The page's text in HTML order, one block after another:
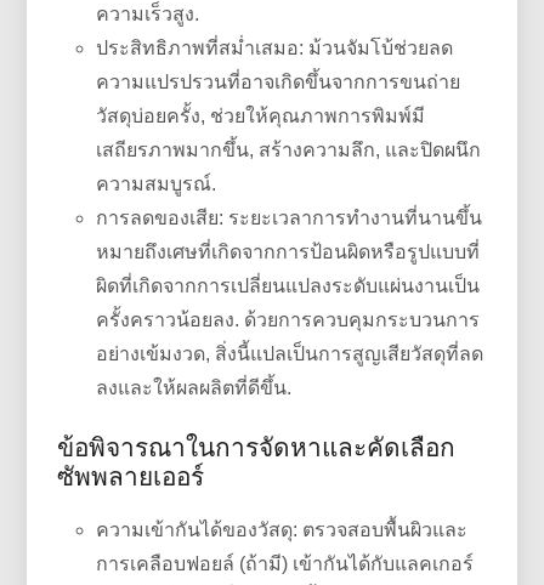
ความเร็วสูง.
ประสิทธิภาพที่สม่ำเสมอ: ม้วนจัมโบ้ช่วยลด
ความแปรปรวนที่อาจเกิดขึ้นจากการขนถ่าย
วัสดุบ่อยครั้ง, ช่วยให้คุณภาพการพิมพ์มี
เสถียรภาพมากขึ้น, สร้างความลึก, และปิดผนึก
ความสมบูรณ์.
การลดของเสีย: ระยะเวลาการทำงานที่นานขึ้น
หมายถึงเศษที่เกิดจากการป้อนผิดหรือรูปแบบที่
ผิดที่เกิดจากการเปลี่ยนแปลงระดับแผ่นงานเป็น
ครั้งคราวน้อยลง. ด้วยการควบคุมกระบวนการ
อย่างเข้มงวด, สิ่งนี้แปลเป็นการสูญเสียวัสดุที่ลด
ลงและให้ผลผลิตที่ดีขึ้น.
ข้อพิจารณาในการจัดหาและคัดเลือก
ซัพพลายเออร์
ความเข้ากันได้ของวัสดุ: ตรวจสอบพื้นผิวและ
การเคลือบฟอยล์ (ถ้ามี) เข้ากันได้กับแลคเกอร์